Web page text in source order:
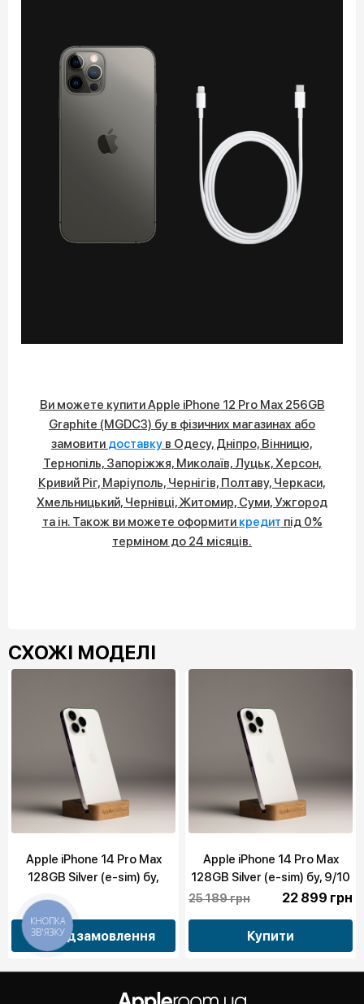
Ви можете купити Apple iPhone 12 Pro Max 256GB
Graphite (MGDC3) бу в фізичних магазинах або
замовити доставку в Одесу, Дніпро, Вінницю,
Тернопіль, Запоріжжя, Миколаїв, Луцьк, Херсон,
Кривий Ріг, Маріуполь, Чернігів, Полтаву, Черкаси,
Хмельницький, Чернівці, Житомир, Суми, Ужгород
та ін. Також ви можете оформити кредит під 0%
терміном до 24 місяців.
СХОЖІ МОДЕЛІ
Apple iPhone 14 Pro Max
128GB Silver (e-sim) бу,
Передзамовлення
Apple iPhone 14 Pro Max
128GB Silver (e-sim) бу, 9/10
25 189 грн 22 899 грн
Купити
КНОПКА
ЗВ'ЯЗКУ